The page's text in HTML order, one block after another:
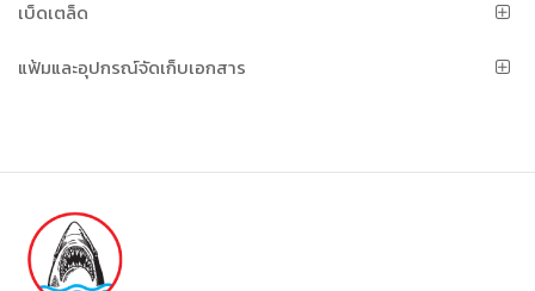
เบ็ดเตล็ด
แฟ้มและอุปกรณ์จัดเก็บเอกสาร